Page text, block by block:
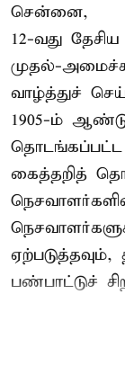
சென்னை,
12-வது
முதல்-
வாழ்த்துச்
1905-ம்
தொடங்கப்பட்ட
கைத்தறித்
ஏற்படுத்தவும்,
பண்பாட்டுச்